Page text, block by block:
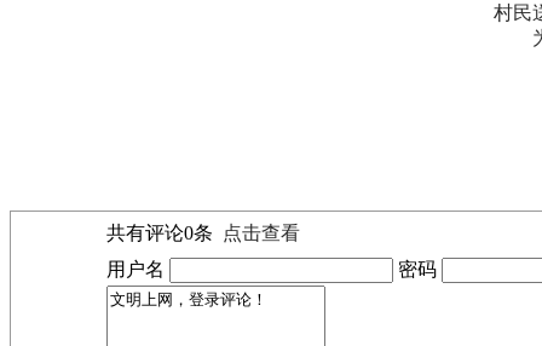
村民
共有评论0条
点击查看
用户名
密码